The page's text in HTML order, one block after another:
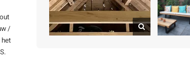
/